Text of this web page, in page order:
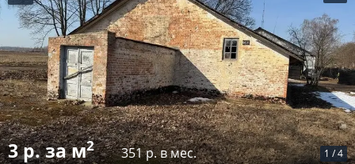
1 /4
3 р. за м2 351 р. в мес.